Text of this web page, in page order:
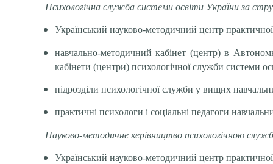
Психологічна служба системи освіти України за
Український науково-методичний центр практичної
навчально-методичний кабінет (центр) в
кабінети (центри) психологічної служби системи
підрозділи психологічної служби у вищих
практичні психологи і соціальні педагоги
Науково-методичне керівництво психологічною
Український науково-методичний центр практичної